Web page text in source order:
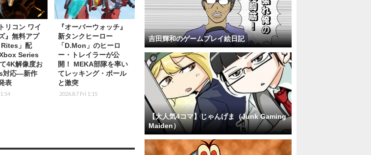
リコン ワイ
』無料アプ
」配
Series
4K解像度お
対応―新作
表
『オーバーウォッチ』
新タンクヒーロー
「D.Mon」のヒーロ
ー・トレイラーが公
開！ MEKA部隊を率い
てレッキング・ボール
と激突
2026.8.7 Fri 1:15
吉田輝和のゲームプレイ絵日記
【大人気4コマ】じゃんげま（Junk Gaming
Maiden）